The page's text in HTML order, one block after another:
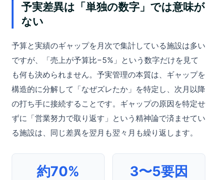
予実差異は「単独の数字」では意味が
ない
予算と実績のギャップを月次で集計している施設は多い
ですが、「売上が予算比−5%」という数字だけを見て
も何も決められません。予実管理の本質は、ギャップを
構造的に分解して「なぜズレたか」を特定し、次月以降
の打ち手に接続することです。ギャップの原因を特定せ
ずに「営業努力で取り返す」という精神論で済ませてい
る施設は、同じ差異を翌月も翌々月も繰り返します。
約70% 3〜5要因